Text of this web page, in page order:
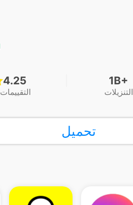
4.25
التقييمات
1B+
التنزيلات
تحميل